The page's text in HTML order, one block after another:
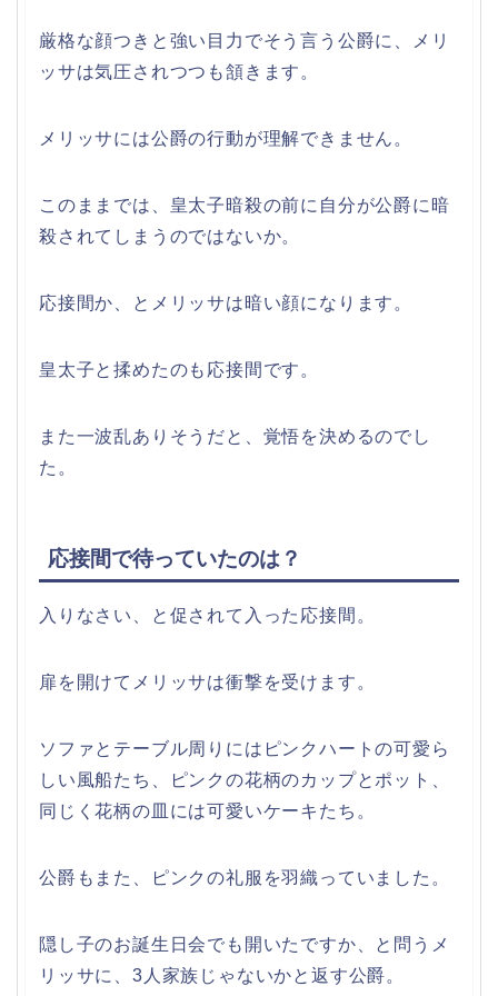
厳格な顔つきと強い目力でそう言う公爵に、メリ
ッサは気圧されつつも頷きます。
メリッサには公爵の行動が理解できません。
このままでは、皇太子暗殺の前に自分が公爵に暗
殺されてしまうのではないか。
応接間か、とメリッサは暗い顔になります。
皇太子と揉めたのも応接間です。
また一波乱ありそうだと、覚悟を決めるのでし
た。
応接間で待っていたのは？
入りなさい、と促されて入った応接間。
扉を開けてメリッサは衝撃を受けます。
ソファとテーブル周りにはピンクハートの可愛ら
しい風船たち、ピンクの花柄のカップとポット、
同じく花柄の皿には可愛いケーキたち。
公爵もまた、ピンクの礼服を羽織っていました。
隠し子のお誕生日会でも開いたですか、と問うメ
リッサに、3人家族じゃないかと返す公爵。